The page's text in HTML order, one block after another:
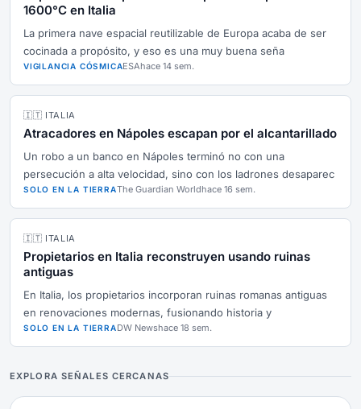
1600°C en Italia
La primera nave espacial reutilizable de Europa acaba de ser
cocinada a propósito, y eso es una muy buena seña
VIGILANCIA CÓSMICAESAhace 14 sem.
🇮🇹 ITALIA
Atracadores en Nápoles escapan por el alcantarillado
Un robo a un banco en Nápoles terminó no con una
persecución a alta velocidad, sino con los ladrones desaparec
SOLO EN LA TIERRAThe Guardian Worldhace 16 sem.
🇮🇹 ITALIA
Propietarios en Italia reconstruyen usando ruinas
antiguas
En Italia, los propietarios incorporan ruinas romanas antiguas
en renovaciones modernas, fusionando historia y
SOLO EN LA TIERRADW Newshace 18 sem.
EXPLORA SEÑALES CERCANAS